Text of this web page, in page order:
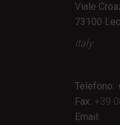
Viale
73100
Italy
Telefono:
Fax: +39
Email: